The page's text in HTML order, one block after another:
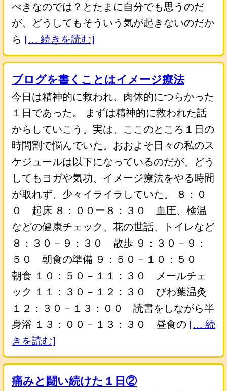
べきなのでは？とたまに自分でも思うのだ
が、どうしてもそういう気が起きないのだか
ら [… 続きを読む]
ブログを書くことはイメージ療法
今日は精神的に救われ、肉体的につらかった
１日であった。 まずは精神的に救われた話
からしていこう。実は、ここのところ１日の
時間割で悩んでいた。おおよそ日々の私のス
ケジュールは以下になっているのだが、どう
してもヨガや気功、イメージ療法をやる時間
が取れず、少々イライラしていた。 ８：０
０ 起床 ８：００ー８：３０ 血圧、検温
などの健康チェック、花の世話、トイレなど
８：３０－９：３０ 散歩 ９：３０－９：
５０ 朝食の準備 ９：５０－１０：５０
朝食 １０：５０－１１：３０ メールチェ
ック １１：３０－１２：３０ びわ葉温灸
１２：３０－１３：００ 読書をしながら半
身浴 １３：００－１３：３０ 昼食の [… 続
きを読む]
痛みと闘い続けた１日②